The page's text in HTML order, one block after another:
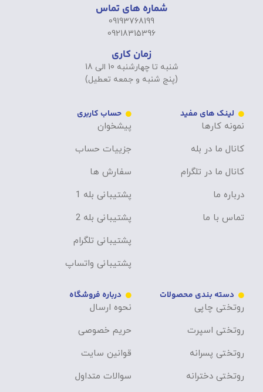
شماره های تماس
09193768199
09218315396
زمان کاری
شنبه تا چهارشنبه 10 الی 18
(پنج شنبه و جمعه تعطیل)
لینک های مفید
نمونه کارها
کانال ما در بله
کانال ما در تلگرام
درباره ما
تماس با ما
حساب کاربری
پیشخوان
جزییات حساب
سفارش ها
پشتیبانی بله 1
پشتیبانی بله 2
پشتیبانی تلگرام
پشتیبانی واتساپ
دسته بندی محصولات
روتختی چاپی
روتختی اسپرت
روتختی پسرانه
روتختی دخترانه
درباره فروشگاه
نحوه ارسال
حریم خصوصی
قوانین سایت
سوالات متداول